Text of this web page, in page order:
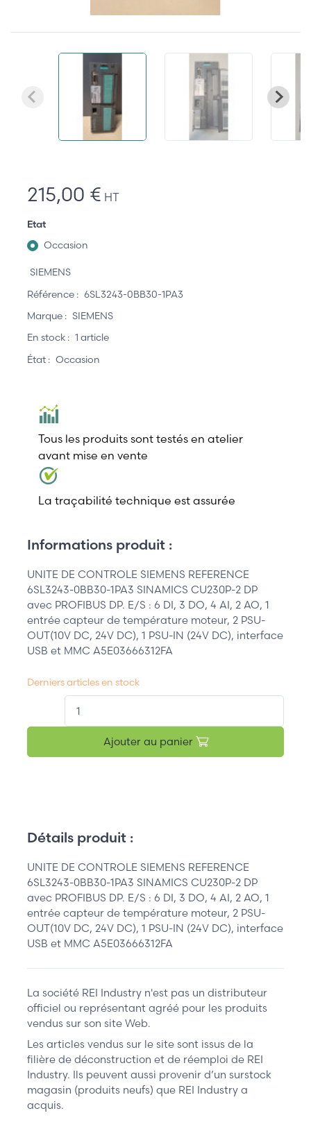
215,00 € HT
Etat
Occasion
SIEMENS
Référence : 6SL3243-0BB30-1PA3
Marque : SIEMENS
En stock : 1 article
État : Occasion
Tous les produits sont testés en atelier
avant mise en vente
La traçabilité technique est assurée
Informations produit :
UNITE DE CONTROLE SIEMENS REFERENCE
6SL3243-0BB30-1PA3 SINAMICS CU230P-2 DP
avec PROFIBUS DP. E/S : 6 DI, 3 DO, 4 AI, 2 AO, 1
entrée capteur de température moteur, 2 PSU-
OUT(10V DC, 24V DC), 1 PSU-IN (24V DC), interface
USB et MMC A5E03666312FA
Derniers articles en stock
Ajouter au panier
Détails produit :
UNITE DE CONTROLE SIEMENS REFERENCE
6SL3243-0BB30-1PA3 SINAMICS CU230P-2 DP
avec PROFIBUS DP. E/S : 6 DI, 3 DO, 4 AI, 2 AO, 1
entrée capteur de température moteur, 2 PSU-
OUT(10V DC, 24V DC), 1 PSU-IN (24V DC), interface
USB et MMC A5E03666312FA
La société REI Industry n'est pas un distributeur
officiel ou représentant agréé pour les produits
vendus sur son site Web.
Les articles vendus sur le site sont issus de la
filière de déconstruction et de réemploi de REI
Industry. Ils peuvent aussi provenir d’un surstock
magasin (produits neufs) que REI Industry a
acquis.